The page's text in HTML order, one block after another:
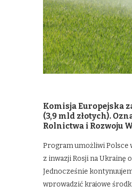
Komisja Europejska
(3,9 mld złotych).
Rolnictwa i Rozwoju
Program umożliwi
z inwazji Rosji na Ukrainę
Jednocześnie
wprowadzić krajowe